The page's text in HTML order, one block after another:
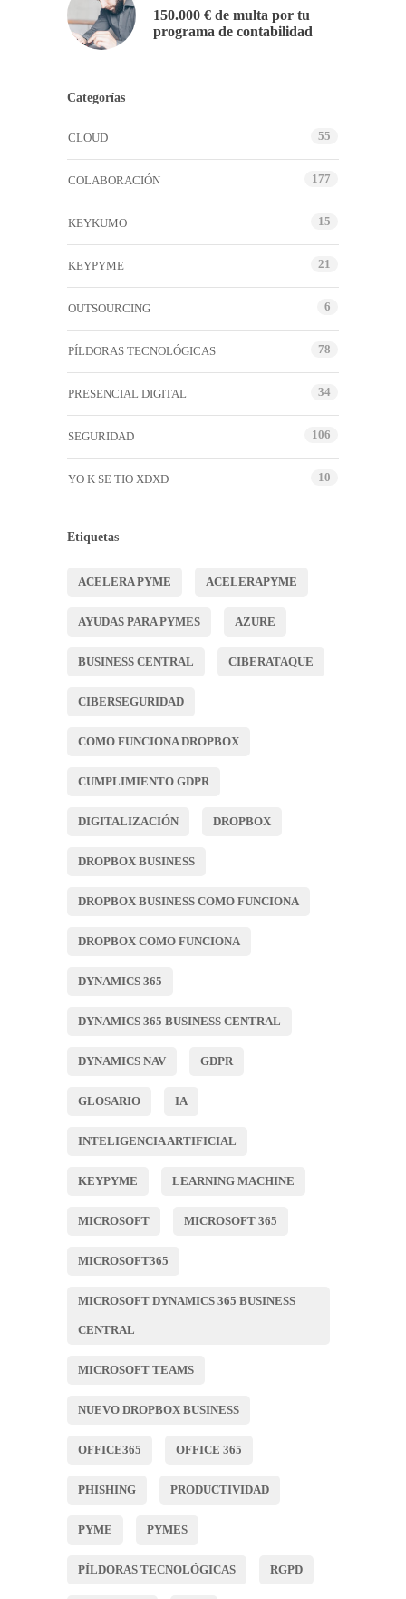
150.000 € de multa por tu
programa de contabilidad
Categorías
CLOUD 55
COLABORACIÓN 177
KEYKUMO 15
KEYPYME 21
OUTSOURCING 6
PÍLDORAS TECNOLÓGICAS 78
PRESENCIAL DIGITAL 34
SEGURIDAD 106
YO K SE TIO XDXD 10
Etiquetas
ACELERA PYME ACELERAPYME
AYUDAS PARA PYMES AZURE
BUSINESS CENTRAL CIBERATAQUE
CIBERSEGURIDAD
COMO FUNCIONA DROPBOX
CUMPLIMIENTO GDPR
DIGITALIZACIÓN DROPBOX
DROPBOX BUSINESS
DROPBOX BUSINESS COMO FUNCIONA
DROPBOX COMO FUNCIONA
DYNAMICS 365
DYNAMICS 365 BUSINESS CENTRAL
DYNAMICS NAV GDPR
GLOSARIO IA
INTELIGENCIA ARTIFICIAL
KEYPYME LEARNING MACHINE
MICROSOFT MICROSOFT 365
MICROSOFT365
MICROSOFT DYNAMICS 365 BUSINESS
CENTRAL
MICROSOFT TEAMS
NUEVO DROPBOX BUSINESS
OFFICE365 OFFICE 365
PHISHING PRODUCTIVIDAD
PYME PYMES
PÍLDORAS TECNOLÓGICAS RGPD